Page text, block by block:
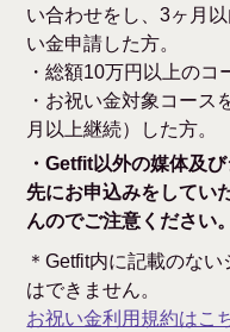
い合わせをし、3ヶ月
い金申請した方。
・総額10万円以上のコ
・お祝い金対象コース
月以上継続）した方。
・Getfit以外の媒体及
先にお申込みをしてい
んのでご注意ください。
＊Getfit内に記載のな
はできません。
お祝い金利用規約はこ